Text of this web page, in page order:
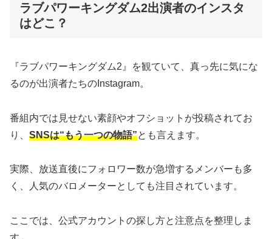
ラブパワーキングダム2出演者のインスタ
はどこ？
『ラブパワーキングダム2』を観ていて、真っ先に気にな
るのが出演者たちのInstagram。
番組内では見せない素顔やオフショットが投稿されてお
り、 SNSは“もう一つの物語”とも言えます。
実際、放送直後にフォロワー数が急増するメンバーも多
く、人気のバロメーターとしても注目されています。
ここでは、公式アカウントの探し方と注意点を整理しま